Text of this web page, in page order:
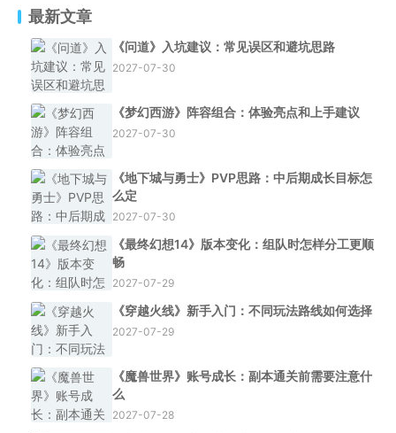
最新文章
《问道》入坑建议：常见误区和避坑思路
2027-07-30
《梦幻西游》阵容组合：体验亮点和上手建议
2027-07-30
《地下城与勇士》PVP思路：中后期成长目标怎
么定
2027-07-30
《最终幻想14》版本变化：组队时怎样分工更顺
畅
2027-07-29
《穿越火线》新手入门：不同玩法路线如何选择
2027-07-29
《魔兽世界》账号成长：副本通关前需要注意什
么
2027-07-28